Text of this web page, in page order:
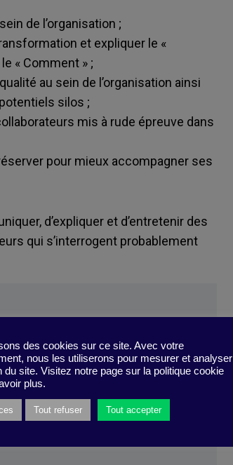
de l’organisation ;
et expliquer le «
« Comment » ;
au sein de l’organisation ainsi
silos ;
mis à rude épreuve dans
pour mieux accompagner ses
d’expliquer et d’entretenir des
qui s’interrogent probablement
»
Review, 24 juin
des cookies sur ce site. Avec votre
nous les utiliserons pour mesurer et analyser
du site. Visitez notre page sur la politique cookie
plus.
Tout refuser Tout accepter